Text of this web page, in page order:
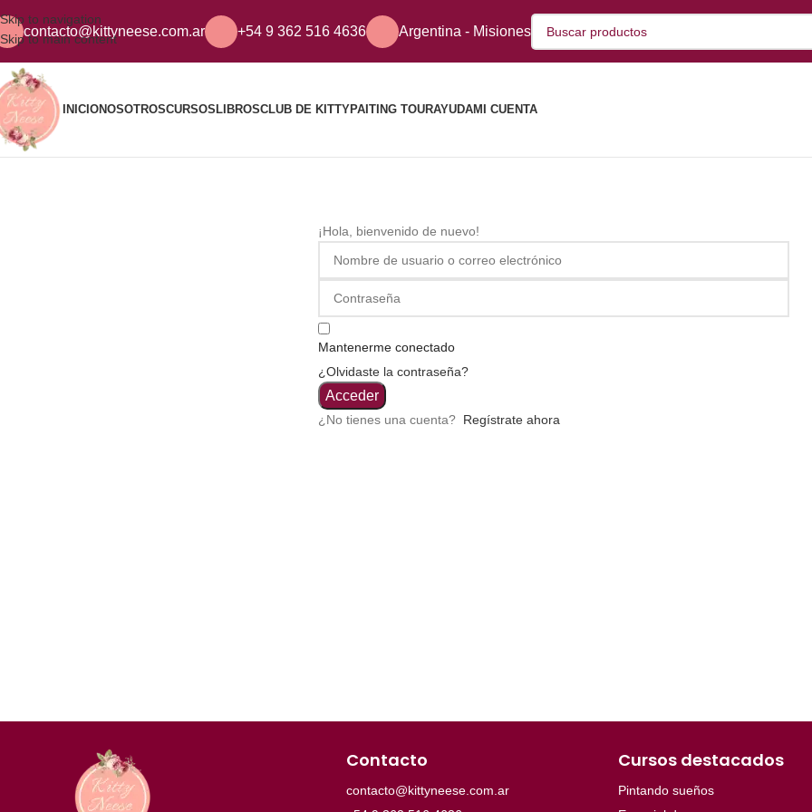
Skip to navigation
Skip to main content
contacto@kittyneese.com.ar +54 9 362 516 4636 Argentina - Misiones
INICIONOSOTROSCURSOS LIBROSCLUB DE KITTYPAITING TOURAYUDAMI CUENTA
¡Hola, bienvenido de nuevo!
Mantenerme conectado
¿Olvidaste la contraseña?
Acceder
¿No tienes una cuenta? Regístrate ahora
Contacto
contacto@kittyneese.com.ar
Cursos destacados
Pintando sueños